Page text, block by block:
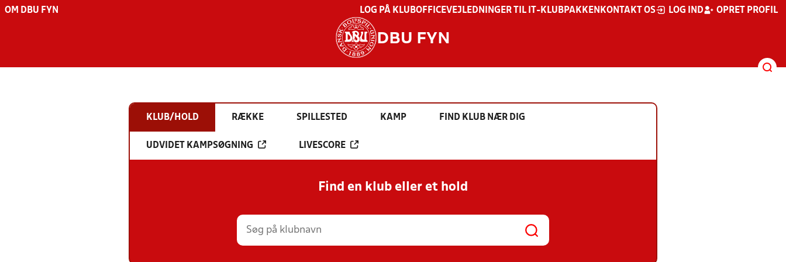
OM DBU FYN LOG PÅ KLUBOFFICEVEJLEDNINGER TIL IT-KLUBPAKKEN KONTAKT OS LOG IND OPRET PROFIL
DBU FYN
KLUB/HOLD RÆKKE SPILLESTED KAMP FIND KLUB NÆR DIG
UDVIDET KAMPSØGNING LIVESCORE
Find en klub eller et hold